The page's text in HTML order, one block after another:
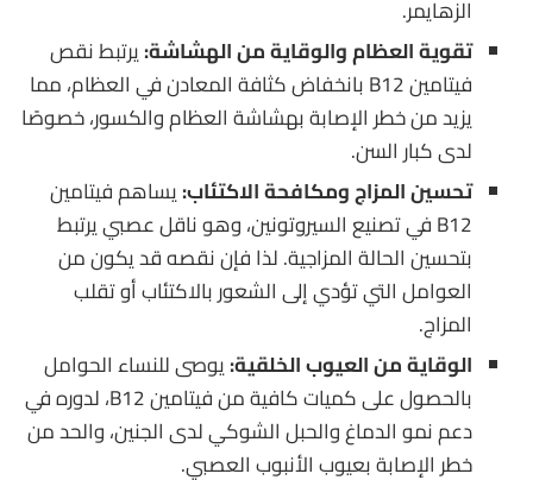
الزهايمر.
تقوية العظام والوقاية من الهشاشة:يرتبط نقص
فيتامين B12 بانخفاض كثافة المعادن في العظام، مما
يزيد من خطر الإصابة بهشاشة العظام والكسور، خصوصًا
لدى كبار السن.
تحسين المزاج ومكافحة الاكتئاب:يساهم فيتامين
B12 في تصنيع السيروتونين، وهو ناقل عصبي يرتبط
بتحسين الحالة المزاجية. لذا فإن نقصه قد يكون من
العوامل التي تؤدي إلى الشعور بالاكتئاب أو تقلب
المزاج.
الوقاية من العيوب الخلقية:يوصى للنساء الحوامل
بالحصول على كميات كافية من فيتامين B12، لدوره في
دعم نمو الدماغ والحبل الشوكي لدى الجنين، والحد من
خطر الإصابة بعيوب الأنبوب العصبي.